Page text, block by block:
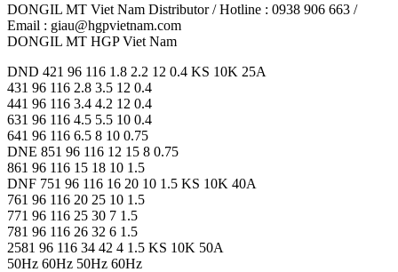
DONGIL MT Viet Nam Distributor / Hotline : 0938 906 663 /
Email : giau@hgpvietnam.com
DONGIL MT HGP Viet Nam
DND 421 96 116 1.8 2.2 12 0.4 KS 10K 25A
431 96 116 2.8 3.5 12 0.4
441 96 116 3.4 4.2 12 0.4
631 96 116 4.5 5.5 10 0.4
641 96 116 6.5 8 10 0.75
DNE 851 96 116 12 15 8 0.75
861 96 116 15 18 10 1.5
DNF 751 96 116 16 20 10 1.5 KS 10K 40A
761 96 116 20 25 10 1.5
771 96 116 25 30 7 1.5
781 96 116 26 32 6 1.5
2581 96 116 34 42 4 1.5 KS 10K 50A
50Hz 60Hz 50Hz 60Hz